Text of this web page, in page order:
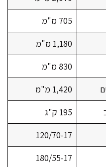
705 מ"מ
1,180 מ"מ
830 מ"מ
1,420 מ"מ
195 ק"ג
120/70-17
180/55-17